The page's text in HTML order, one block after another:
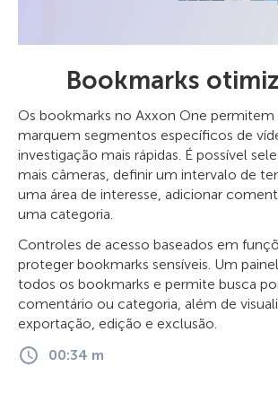
Bookmarks
Os bookmarks no Axxon One permitem
marquem segmentos específicos de
investigação mais rápidas. É possível
mais câmeras, definir um intervalo de
uma área de interesse, adicionar
uma categoria.
Controles de acesso baseados em
proteger bookmarks sensíveis. Um
todos os bookmarks e permite busca
comentário ou categoria, além de
exportação, edição e exclusão.
00:34 m